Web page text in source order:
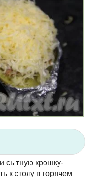
сытную крошку-
к столу в горячем